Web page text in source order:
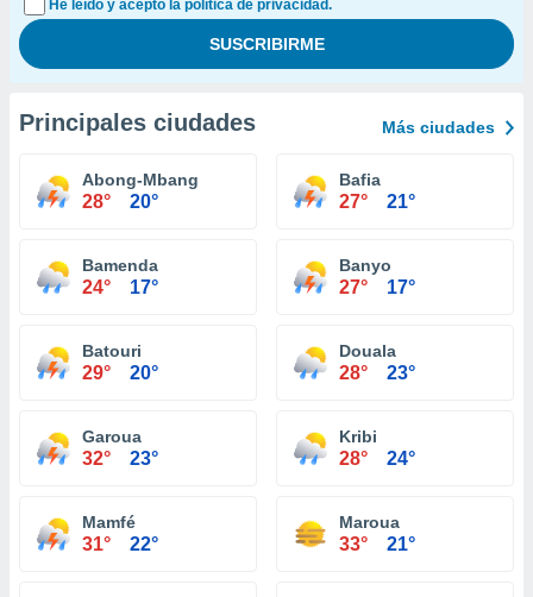
He leído y acepto la política de privacidad.
Principales ciudades Más ciudades
Abong-Mbang
28° 20°
Bafia
27° 21°
Bamenda
24° 17°
Banyo
27° 17°
Batouri
29° 20°
Douala
28° 23°
Garoua
32° 23°
Kribi
28° 24°
Mamfé
31° 22°
Maroua
33° 21°